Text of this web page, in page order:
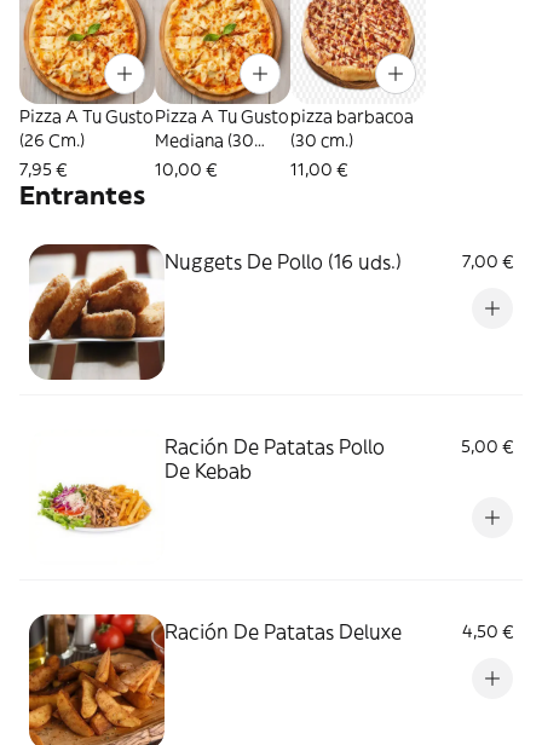
Pizza A Tu Gusto
(26 Cm.)
7,95 €
Pizza A Tu Gusto
Mediana (30
Cm.)
10,00 €
pizza barbacoa
(30 cm.)
11,00 €
Entrantes
Nuggets De Pollo (16 uds.) 7,00 €
Ración De Patatas Pollo
De Kebab
5,00 €
Ración De Patatas Deluxe 4,50 €